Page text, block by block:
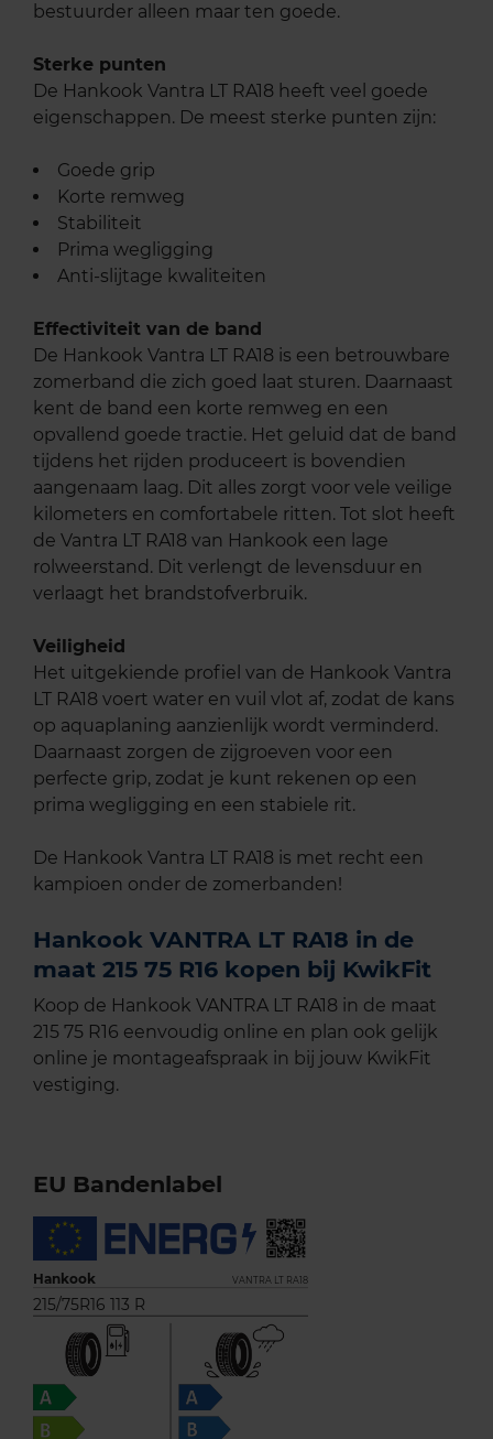
bestuurder alleen maar ten goede.
Sterke punten
De Hankook Vantra LT RA18 heeft veel goede
eigenschappen. De meest sterke punten zijn:
Goede grip
Korte remweg
Stabiliteit
Prima wegligging
Anti-slijtage kwaliteiten
Effectiviteit van de band
De Hankook Vantra LT RA18 is een betrouwbare
zomerband die zich goed laat sturen. Daarnaast
kent de band een korte remweg en een
opvallend goede tractie. Het geluid dat de band
tijdens het rijden produceert is bovendien
aangenaam laag. Dit alles zorgt voor vele veilige
kilometers en comfortabele ritten. Tot slot heeft
de Vantra LT RA18 van Hankook een lage
rolweerstand. Dit verlengt de levensduur en
verlaagt het brandstofverbruik.
Veiligheid
Het uitgekiende profiel van de Hankook Vantra
LT RA18 voert water en vuil vlot af, zodat de kans
op aquaplaning aanzienlijk wordt verminderd.
Daarnaast zorgen de zijgroeven voor een
perfecte grip, zodat je kunt rekenen op een
prima wegligging en een stabiele rit.
De Hankook Vantra LT RA18 is met recht een
kampioen onder de zomerbanden!
Hankook VANTRA LT RA18 in de
maat 215 75 R16 kopen bij KwikFit
Koop de Hankook VANTRA LT RA18 in de maat
215 75 R16 eenvoudig online en plan ook gelijk
online je montageafspraak in bij jouw KwikFit
vestiging.
EU Bandenlabel
Hankook VANTRA LT RA18
215/75R16 113 R